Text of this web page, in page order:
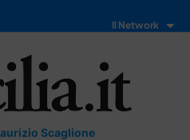
Il Network
Scaglione